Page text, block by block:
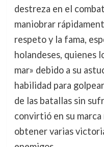
destreza en el
maniobrar
respeto y la fama,
holandeses, quienes
mar» debido a su
habilidad para
de las batallas sin
convirtió en su
obtener varias